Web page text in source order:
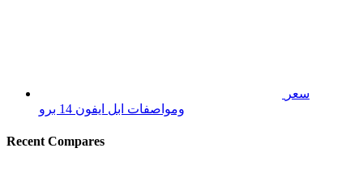
سعر
ومواصفات ابل ايفون 14 برو
Recent Compares